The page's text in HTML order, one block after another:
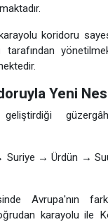
koridoru
tarafından
Yeni
Suriye → Ürdün →
Avrupa'nın
karayolu ile